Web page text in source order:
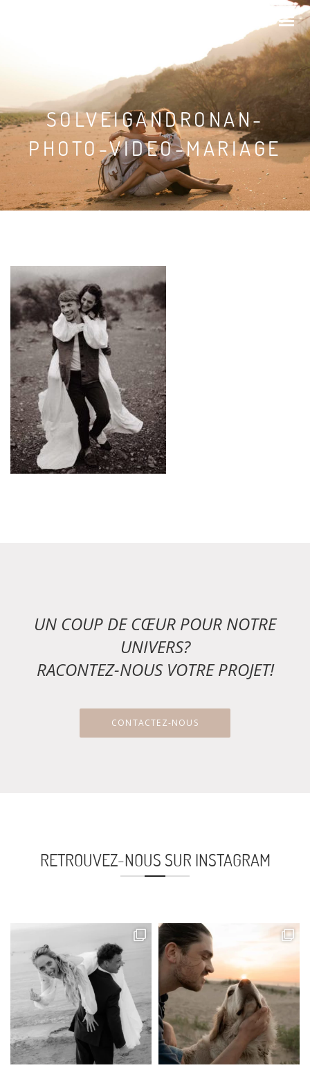
SOLVEIGANDRONAN-
PHOTO-VIDEO-MARIAGE
UN COUP DE CŒUR POUR NOTRE
UNIVERS?
RACONTEZ-NOUS VOTRE PROJET!
CONTACTEZ-NOUS
RETROUVEZ-NOUS SUR INSTAGRAM